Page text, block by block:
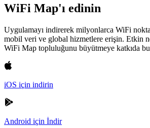
WiFi Map'ı edinin
Uygulamayı indirerek milyonlarca WiFi
mobil veri ve global hizmetlere erişin. Etkin
WiFi Map topluluğunu büyütmeye katkıda
iOS için indirin
Android için İndir